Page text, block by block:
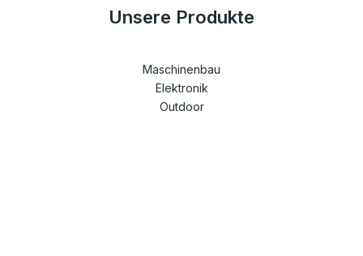
Unsere Produkte
Maschinenbau
Elektronik
Outdoor